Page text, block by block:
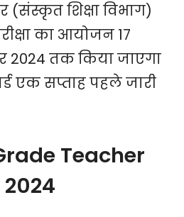
(संस्कृत शिक्षा विभाग)
का आयोजन 17
2024 तक किया जाएगा
एक सप्ताह पहले जारी
Teacher